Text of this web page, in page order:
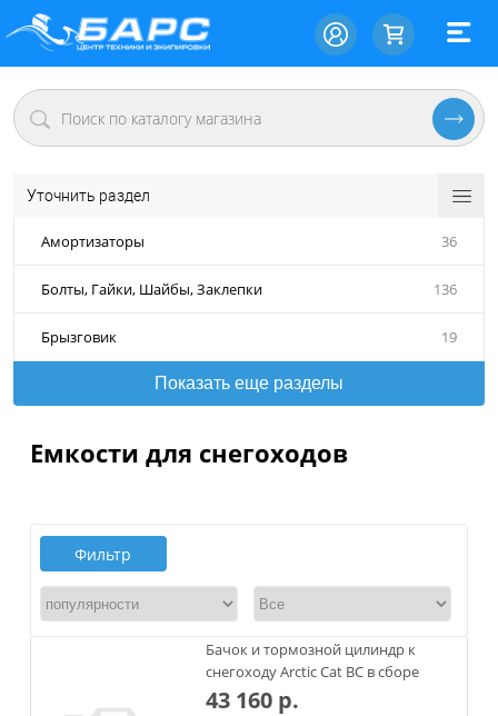
Уточнить раздел
Амортизаторы 36
Болты, Гайки, Шайбы, Заклепки 136
Брызговик 19
Показать еще разделы
Емкости для снегоходов
Фильтр
Бачок и тормозной цилиндр к
снегоходу Arctic Cat BC в сборе
43 160 р.